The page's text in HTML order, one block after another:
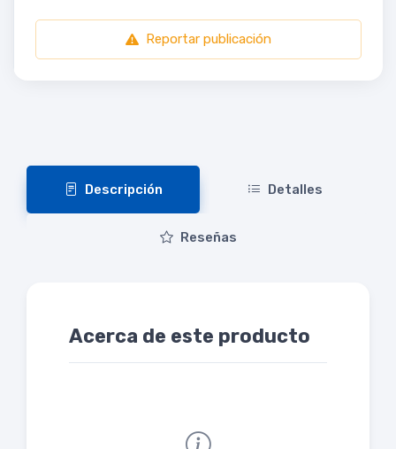
Reportar publicación
Descripción Detalles
Reseñas
Acerca de este producto